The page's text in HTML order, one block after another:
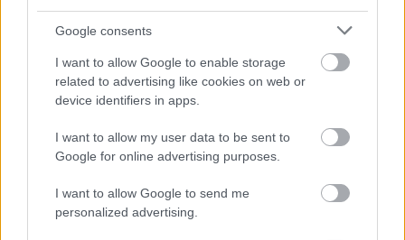
Google consents
I want to allow Google to enable storage
related to advertising like cookies on web or
device identifiers in apps.
I want to allow my user data to be sent to
Google for online advertising purposes.
I want to allow Google to send me
personalized advertising.
Tánc Merlin Színház
A HAGYOMÁNY ÉS A KORTÁRS DIVAT
TALÁLKOZÁSA – „KIS FEKETE” DIVATBEMUTATÓ